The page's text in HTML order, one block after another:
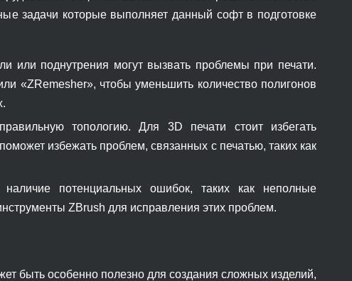
задачи которые выполняет данный софт в подготовке
или поднутрения могут вызвать проблемы при печати.
«ZRemesher», чтобы уменьшить количество полигонов
топологию. Для 3D печати стоит избегать
избежать проблем, связанных с печатью, таких как
потенциальных ошибок, таких как неполные
ZBrush для исправления этих проблем.
быть особенно полезно для создания сложных изделий,